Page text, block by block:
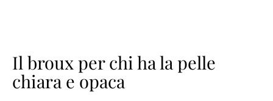
Il broux per chi ha la pelle
chiara e opaca